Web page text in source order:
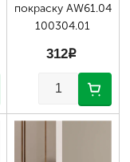
покраску AW61.04
100304.01
312p